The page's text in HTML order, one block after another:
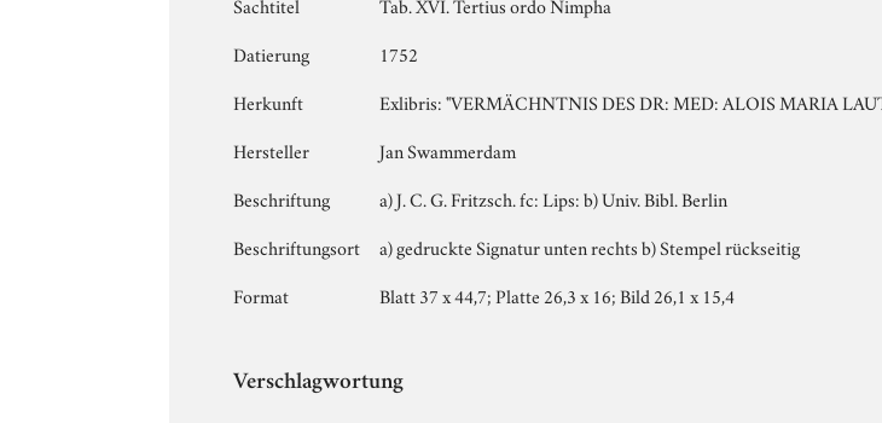
Datierung
1752
Herkunft
Exlibris: "VERMÄCHNTNIS DES DR: MED: ALOIS MARIA
Hersteller
Jan Swammerdam
Beschriftung
a) J. C. G. Fritzsch. fc: Lips: b) Univ. Bibl. Berlin
Beschriftungsort
a) gedruckte Signatur unten rechts b) Stempel rückseitig
Format
Blatt 37 x 44,7; Platte 26,3 x 16; Bild 26,1 x 15,4
Verschlagwortung